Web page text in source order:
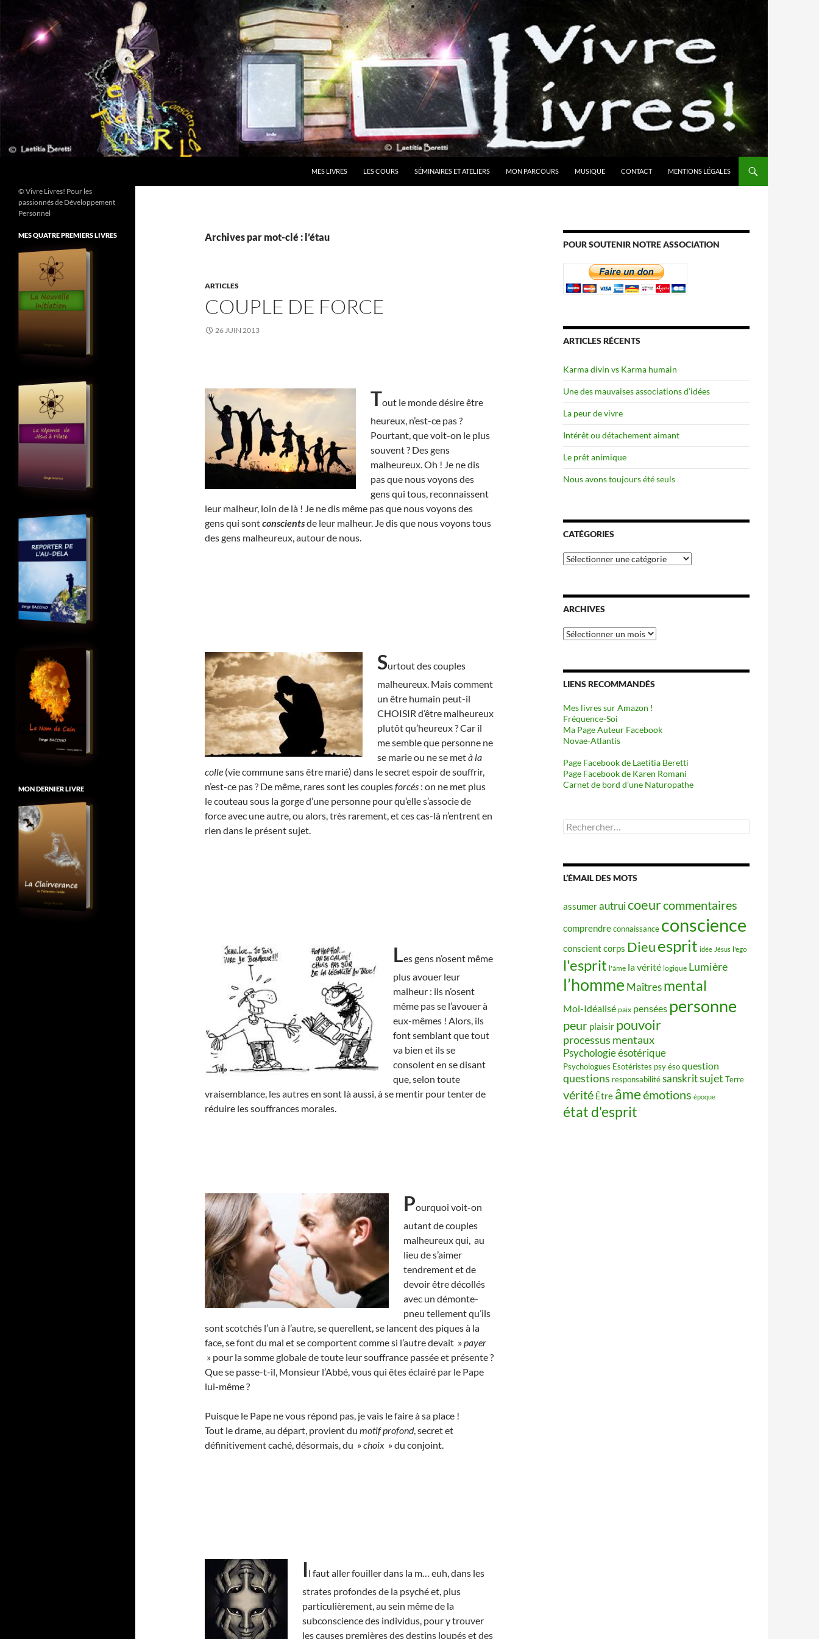
contenu
MES LIVRES LES COURS SÉMINAIRES ET ATELIERS MON PARCOURS MUSIQUE CONTACT MENTIONS LÉGALES
Archives par mot-clé : l’étau
ARTICLES
COUPLE DE FORCE
26 JUIN 2013
Tout le monde désire être
heureux, n’est-ce pas ?
Pourtant, que voit-on le plus
souvent ? Des gens
malheureux. Oh ! Je ne dis
pas que nous voyons des
gens qui tous, reconnaissent
leur malheur, loin de là ! Je ne dis même pas que nous voyons des
gens qui sontconscientsde leur malheur. Je dis que nous voyons tous
des gens malheureux, autour de nous.
Surtout des couples
malheureux. Mais comment
un être humain peut-il
CHOISIR d’être malheureux
plutôt qu’heureux ? Car il
me semble que personne ne
se marie ou ne se metà la
colle (vie commune sans être marié) dans le secret espoir de souffrir,
n’est-ce pas ? De même, rares sont les couplesforcés : on ne met plus
le couteau sous la gorge d’une personne pour qu’elle s’associe de
force avec une autre, ou alors, très rarement, et ces cas-là n’entrent en
rien dans le présent sujet.
Les gens n’osent même
plus avouer leur
malheur : ils n’osent
même pas se l’avouer à
eux-mêmes ! Alors, ils
font semblant que tout
va bien et ils se
consolent en se disant
que, selon toute
vraisemblance, les autres en sont là aussi, à se mentir pour tenter de
réduire les souffrances morales.
Pourquoi voit-on
autant de couples
malheureux qui, au
lieu de s’aimer
tendrement et de
devoir être décollés
avec un démonte-
pneu tellement qu’ils
sont scotchés l’un à l’autre, se querellent, se lancent des piques à la
face, se font du mal et se comportent comme si l’autre devait »payer
» pour la somme globale de toute leur souffrance passée et présente ?
Que se passe-t-il, Monsieur l’Abbé, vous qui êtes éclairé par le Pape
lui-même ?
Puisque le Pape ne vous répond pas, je vais le faire à sa place !
Tout le drame, au départ, provient du motif profond, secret et
définitivement caché, désormais, du »choix » du conjoint.
Il faut aller fouiller dans la m… euh, dans les
strates profondes de la psyché et, plus
particulièrement, au sein même de la
subconscience des individus, pour y trouver
les causes premièresdes destins loupés et des
POUR SOUTENIR NOTRE ASSOCIATION
ARTICLES RÉCENTS
Karma divin vs Karma humain
Une des mauvaises associations d’idées
La peur de vivre
Intérêt ou détachement aimant
Le prêt animique
Nous avons toujours été seuls
CATÉGORIES
Catégories
ARCHIVES
Archives
LIENS RECOMMANDÉS
Mes livres sur Amazon !
Fréquence-Soi
Ma Page Auteur Facebook
Novae-Atlantis
Page Facebook de Laetitia Beretti
Page Facebook de Karen Romani
Carnet de bord d’une Naturopathe
Rechercher :
L’ÉMAIL DES MOTS
assumerautruicoeurcommentaires
comprendreconnaissance conscience
conscient corps Dieuesprit idée Jésus l'ego
l'esprit l'âme la vérité logique Lumière
l’homme Maîtres mental
Moi-Idéalisé paix pensées personne
peur plaisir pouvoir
processus mentaux
Psychologie ésotérique
Psychologues Esotéristes psy ésoquestion
questions responsabilitésanskritsujet Terre
vérité Être âmeémotions époque
état d'esprit
© Vivre Livres! Pour les
passionnés de Développement
Personnel
MES QUATRE PREMIERS LIVRES
MON DERNIER LIVRE